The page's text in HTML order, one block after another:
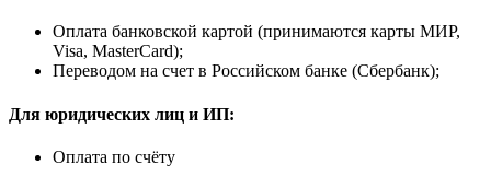
Оплата банковской картой (принимаются карты МИР,
Visa, MasterCard);
Переводом на счет в Российском банке (Сбербанк);
Для юридических лиц и ИП:
Оплата по счёту